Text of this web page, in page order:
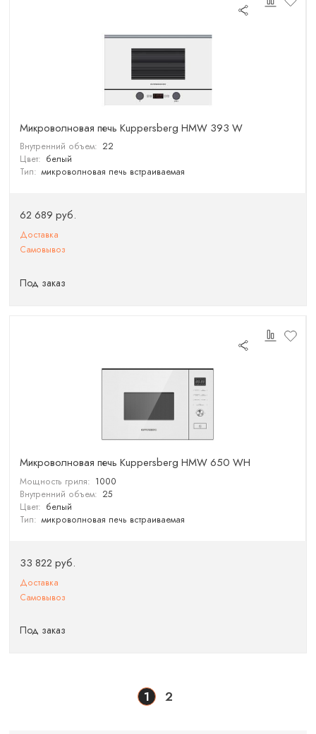
Микроволновая печь Kuppersberg HMW 393 W
Внутренний объем: 22
Цвет: белый
Тип: микроволновая печь встраиваемая
62 689 руб.
Доставка
Самовывоз
Под заказ
Микроволновая печь Kuppersberg HMW 650 WH
Мощность гриля: 1000
Внутренний объем: 25
Цвет: белый
Тип: микроволновая печь встраиваемая
33 822 руб.
Доставка
Самовывоз
Под заказ
1 2